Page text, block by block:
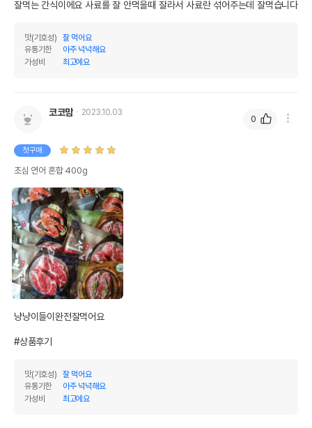
잘먹는 간식이에요 사료를 잘 안먹을때 잘라서 사료란 섞어주는데 잘먹습니다
맛(기호성)
잘 먹어요
유통기한
아주 넉넉해요
가성비
최고에요
코코맘 2023.10.03
첫구매
초심 연어 혼합 400g
냥냥이들이완전잘먹어요
#상품후기
맛(기호성)
잘 먹어요
유통기한
아주 넉넉해요
가성비
최고에요
0